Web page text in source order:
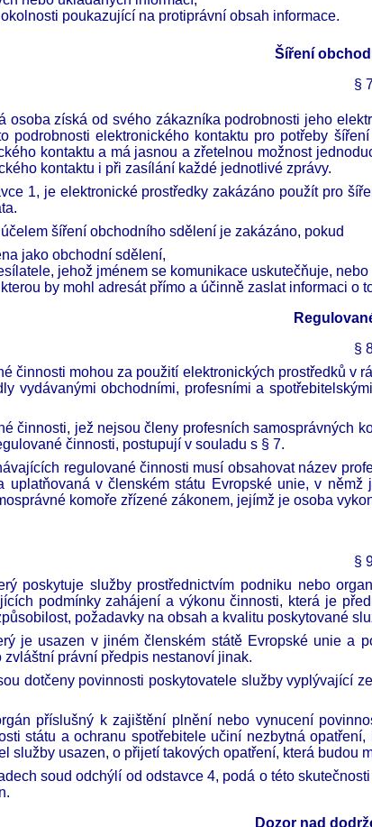
poukazující na protiprávní obsah informace.
Šíření
§
osoba získá od svého zákazníka podrobnosti jeho
podrobnosti elektronického kontaktu pro potřeby
kontaktu a má jasnou a zřetelnou možnost
kontaktu i při zasílání každé jednotlivé zprávy.
1, je elektronické prostředky zakázáno použít pro
šíření obchodního sdělení je zakázáno, pokud
jako obchodní sdělení,
jehož jménem se komunikace uskutečňuje, nebo
by mohl adresát přímo a účinně zaslat informaci
§
činnosti mohou za použití elektronických prostředků v
vydávanými obchodními, profesními a
činnosti, jež nejsou členy profesních samosprávných
činnosti, postupují v souladu s § 7.
regulované činnosti musí obsahovat název
uplatňovaná v členském státu Evropské unie, v
komoře zřízené zákonem, jejímž je osoba
§
poskytuje služby prostřednictvím podniku nebo
podmínky zahájení a výkonu činnosti, která je
požadavky na obsah a kvalitu poskytované
je usazen v jiném členském státě Evropské unie a
právní předpis nestanoví jinak.
dotčeny povinnosti poskytovatele služby vyplývající
příslušný k zajištění plnění nebo vynucení
státu a ochranu spotřebitele učiní nezbytná
služby usazen, o přijetí takových opatření, která
soud odchýlí od odstavce 4, podá o této
Dozor nad